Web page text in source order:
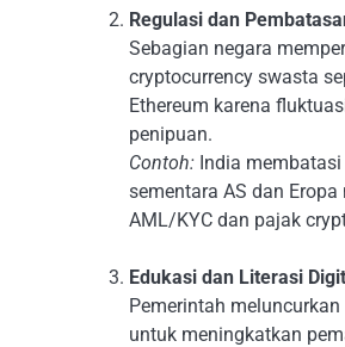
Regulasi dan
Sebagian negara
cryptocurrency swasta
Ethereum karena
penipuan.
Contoh: India
sementara AS dan
AML/KYC dan pajak
Edukasi dan Literasi
Pemerintah meluncurkan
untuk meningkatkan